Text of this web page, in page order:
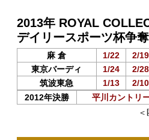
2013年 ROYAL
デイリースポーツ杯争
麻 倉 1/22 2/19
東京バーディ
1/24 2/28
筑波東急
1/13 2/10
2012年決勝
平川カントリ